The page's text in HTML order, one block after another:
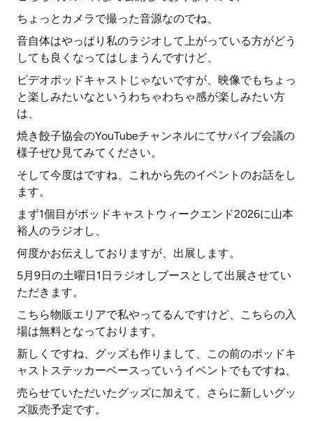
ちょっとカメラで撮った音源なのでね、
音自体はやっぱり私のラジオして上がっている方がどう
しても良くなってはしまうんですけど、
ビデオポッドキャストじゃないですが、映像でもちょっ
と楽しみたいなというわちゃわちゃ感が楽しみたい方
は、
焼き餃子協会のYouTubeチャンネルにてサバイブ会議の
様子ぜひ見てみてください。
そして今度はですね、これから先のイベントのお話をし
ます。
まず1個目がポッドキャストウィークエンド2026に山本
裕人のラジオし、
何度かお伝えしておりますが、出展します。
5月9日の土曜日1日ラジオしブースとして出展させてい
ただきます。
こちら物販エリアで私やってるんですけど、こちらの入
場は無料となっております。
新しくですね、グッズも作りまして、この前のポッドキ
ャストステッカーベースっていうイベントでもですね、
売らせていただいたグッズに加えて、さらに新しいグッ
ズ販売予定です。